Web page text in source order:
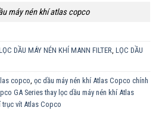
máy nén khí atlas copco
DẦU MÁY NÉN KHÍ MANN FILTER, LỌC DẦU
copco, ọc dầu máy nén khí Atlas Copco chính
GA Series thay lọc dầu máy nén khí Atlas
vít Atlas Copco